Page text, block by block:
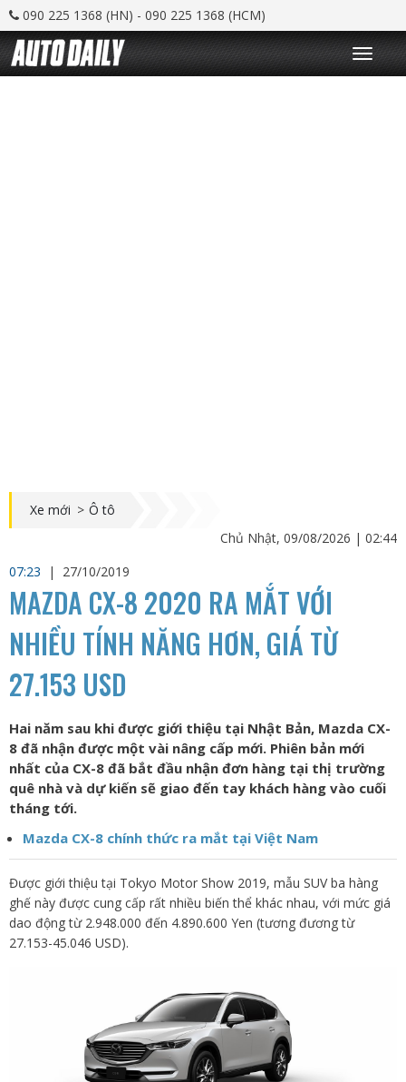
090 225 1368 (HN) - 090 225 1368 (HCM)
T
o
g
Xe mới > Ô tô
Chủ Nhật, 09/08/2026 | 02:44
07:23
| 27/10/2019
MAZDA CX-8 2020 RA MẮT VỚI
NHIỀU TÍNH NĂNG HƠN, GIÁ TỪ
27.153 USD
Hai năm sau khi được giới thiệu tại Nhật Bản, Mazda CX-
8 đã nhận được một vài nâng cấp mới. Phiên bản mới
nhất của CX-8 đã bắt đầu nhận đơn hàng tại thị trường
quê nhà và dự kiến sẽ giao đến tay khách hàng vào cuối
tháng tới.
Mazda CX-8 chính thức ra mắt tại Việt Nam
Được giới thiệu tại Tokyo Motor Show 2019, mẫu SUV ba hàng
ghế này được cung cấp rất nhiều biến thể khác nhau, với mức giá
dao động từ 2.948.000 đến 4.890.600 Yen (tương đương từ
27.153-45.046 USD).